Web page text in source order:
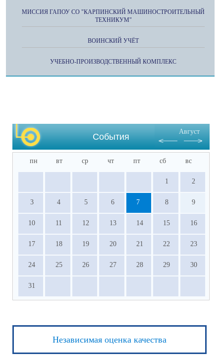
МИССИЯ ГАПОУ СО "КАРПИНСКИЙ МАШИНОСТРОИТЕЛЬНЫЙ
ТЕХНИКУМ"
ВОИНСКИЙ УЧЁТ
УЧЕБНО-ПРОИЗВОДСТВЕННЫЙ КОМПЛЕКС
События
Август
пн вт ср чт пт сб вс
1 2
3 4 5 6 7 8 9
10 11 12 13 14 15 16
17 18 19 20 21 22 23
24 25 26 27 28 29 30
31
Независимая оценка качества